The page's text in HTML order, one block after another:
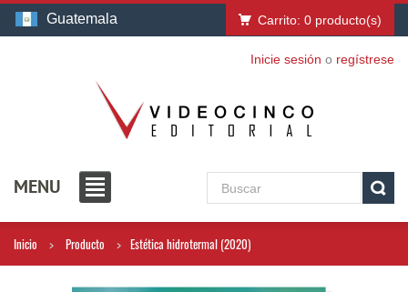
Guatemala Carrito: 0 producto(s)
Inicie sesión o regístrese
MENU
Inicio Producto Estética hidrotermal (2020)